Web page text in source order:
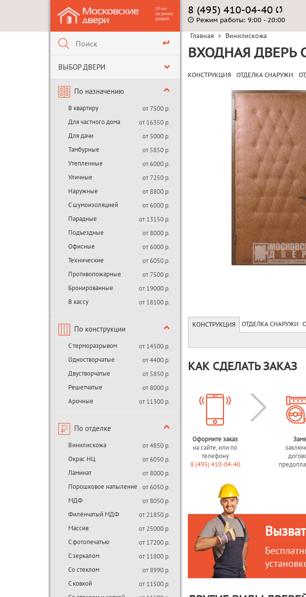
ВЫБОР ДВЕРИ
По назначению
В квартиру
от 7500 р.
Для частного дома
от 16350 р.
Для дачи
от 5000 р.
Тамбурные
от 5850 р.
Утепленные
от 6000 р.
Уличные
от 7250 р.
Наружные
от 8800 р.
С шумоизоляцией
от 6000 р.
Парадные
от 13150 р.
Подъездные
от 8000 р.
Офисные
от 6000 р.
Технические
от 6050 р.
Противопожарные
от 7500 р.
Бронированные
от 19000 р.
В кассу
от 18100 р.
По конструкции
С терморазрывом
от 14500 р.
Одностворчатые
от 4400 р.
Двустворчатые
от 5850 р.
Решетчатые
от 8000 р.
Арочные
от 11300 р.
По отделке
Винилискожа
от 4850 р.
Окрас НЦ
от 6050 р.
Ламинат
от 8000 р.
Порошковое напыление
от 6050 р.
МДФ
от 8050 р.
Филёнчатый МДФ
от 21850 р.
Массив
от 25000 р.
С фотопечатью
от 17200 р.
С зеркалом
от 11800 р.
Со стеклом
от 8990 р.
С ковкой
от 11500 р.
8 (495) 410-04-40
Режим работы: 9:00 - 20:00
Главная > Винилискожа
ВХОДНАЯ ДВЕРЬ
КОНСТРУКЦИЯ ОТДЕЛКА СНАРУЖИ
КОНСТРУКЦИЯ ОТДЕЛКА СНАРУЖИ
КАК СДЕЛАТЬ ЗАКАЗ
Оформите заказ
на сайте, или по
телефону
8 (495) 410-04-40